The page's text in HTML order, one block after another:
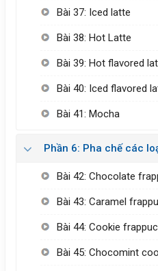
Bài 37: Iced latte
Bài 38: Hot Latte
Bài 39: Hot flavored
Bài 40: Iced flavored
Bài 41: Mocha
Phần 6: Pha chế các
Bài 42: Chocolate
Bài 43: Caramel
Bài 44: Cookie
Bài 45: Chocomint